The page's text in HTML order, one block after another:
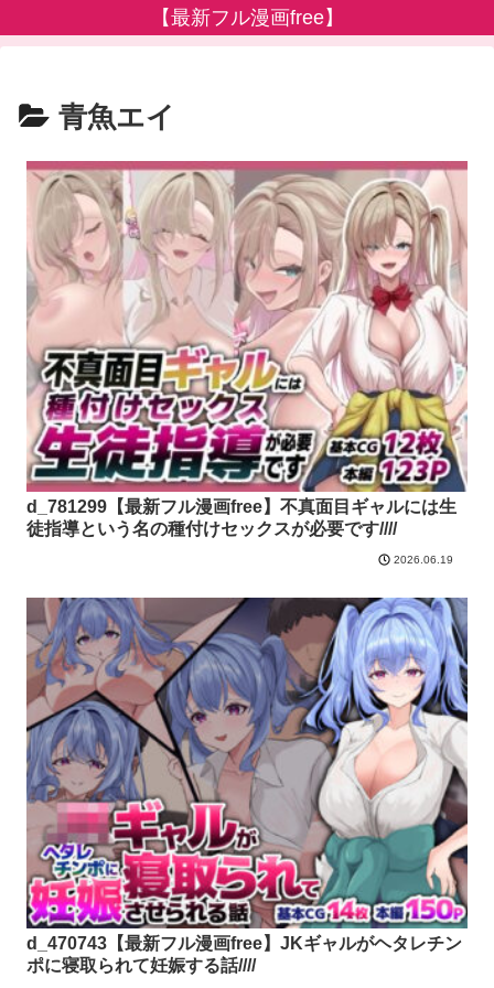
【最新フル漫画free】
青魚エイ
d_781299【最新フル漫画free】不真面目ギャルには生
徒指導という名の種付けセックスが必要です////
2026.06.19
d_470743【最新フル漫画free】JKギャルがヘタレチン
ポに寝取られて妊娠する話////